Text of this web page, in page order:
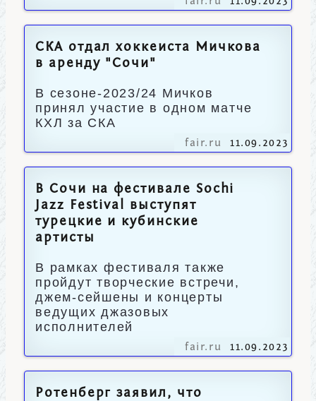
СКА отдал хоккеиста Мичкова
в аренду "Сочи"
В сезоне-2023/24 Мичков
принял участие в одном матче
КХЛ за СКА
fair.ru 11.09.2023
В Сочи на фестивале Sochi
Jazz Festival выступят
турецкие и кубинские
артисты
В рамках фестиваля также
пройдут творческие встречи,
джем-сейшены и концерты
ведущих джазовых
исполнителей
fair.ru 11.09.2023
Ротенберг заявил, что